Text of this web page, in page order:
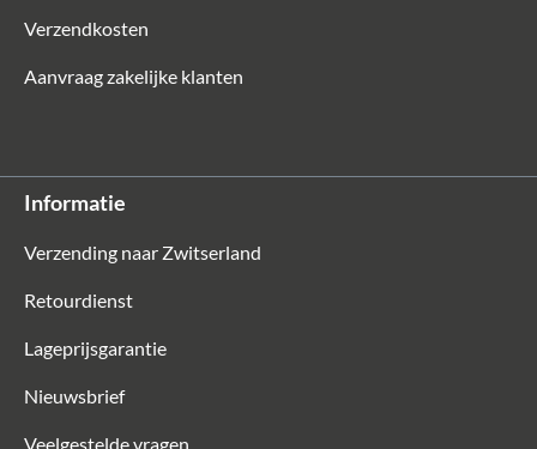
Reistas op wieltjes met 2 wieltjes Rotuma 90
€ 250,00*
Verzendkosten
Aanvraag zakelijke klanten
Informatie
Verzending naar Zwitserland
Retourdienst
Lageprijsgarantie
Nieuwsbrief
Veelgestelde vragen